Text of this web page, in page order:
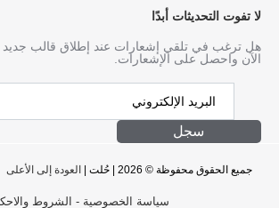
هل ترغب في تلقي إشعارات عند إطلاق قالب
الآن واحصل على الإشعارات.
لا تفوت التحديثات أبدًا
سجل
جميع الحقوق محفوظة © 2026 | حُلت | العودة إلى الأعلى
سياسة الخصوصية - الشروط